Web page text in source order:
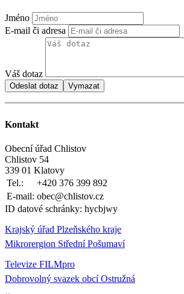
Jméno
E-mail či adresa
Váš dotaz
Kontakt
Obecní úřad Chlistov
Chlistov 54
339 01 Klatovy
Tel.:
+420 376 399 892
E-mail: obec@chlistov.cz
ID datové schránky: hycbjwy
Krajský úřad Plzeňského kraje
Mikrorergion Střední Pošumaví
Televize FILMpro
Dobrovolný svazek obcí Ostružná